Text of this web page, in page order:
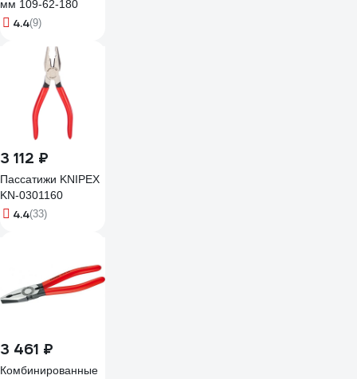
мм 109-62-180
4.4(9)
3 112 ₽
Пассатижи KNIPEX
KN-0301160
4.4(33)
3 461 ₽
Комбинированные